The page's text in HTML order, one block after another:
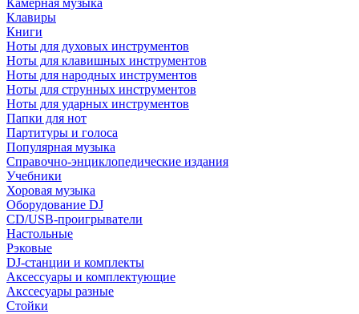
Камерная музыка
Клавиры
Книги
Ноты для духовых инструментов
Ноты для клавишных инструментов
Ноты для народных инструментов
Ноты для струнных инструментов
Ноты для ударных инструментов
Папки для нот
Партитуры и голоса
Популярная музыка
Справочно-энциклопедические издания
Учебники
Хоровая музыка
Оборудование DJ
CD/USB-проигрыватели
Настольные
Рэковые
DJ-станции и комплекты
Аксессуары и комплектующие
Акссесуары разные
Стойки